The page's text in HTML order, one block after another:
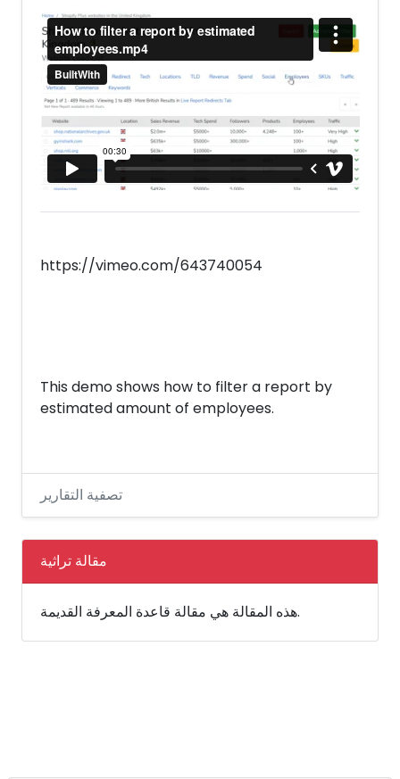
https://vimeo.com/643740054
This demo shows how to filter a report by
estimated amount of employees.
تصفية التقارير
مقالة تراثية
هذه المقالة هي مقالة قاعدة المعرفة القديمة.